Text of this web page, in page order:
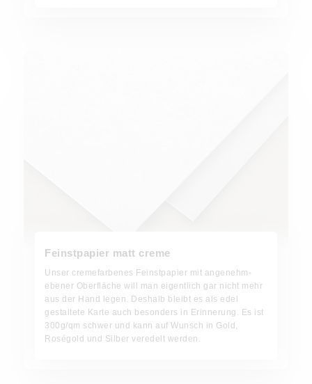
Feinstpapier matt creme
Unser cremefarbenes Feinstpapier mit angenehm-
ebener Oberfläche will man eigentlich gar nicht mehr
aus der Hand legen. Deshalb bleibt es als edel
gestaltete Karte auch besonders in Erinnerung. Es ist
300g/qm schwer und kann auf Wunsch in Gold,
Roségold und Silber veredelt werden.